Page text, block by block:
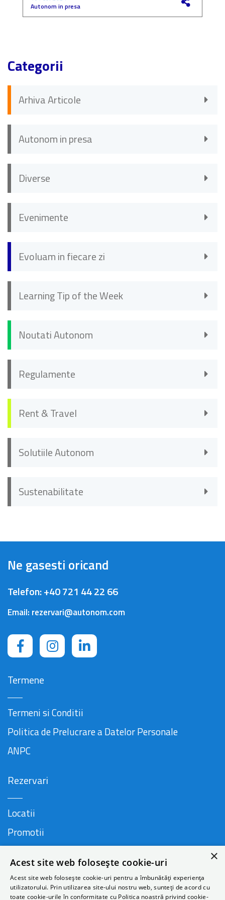
Autonom in presa
Categorii
Arhiva Articole
Autonom in presa
Diverse
Evenimente
Evoluam in fiecare zi
Learning Tip of the Week
Noutati Autonom
Regulamente
Rent & Travel
Solutiile Autonom
Sustenabilitate
Ne gasesti oricand
Telefon:+40 721 44 22 66
Email: rezervari@autonom.com
Termene
Termeni si Conditii
Politica de Prelucrare a Datelor Personale
ANPC
Rezervari
Locatii
Promotii
Companie
×
Acest site web folosește cookie-uri
Acest site web folosește cookie-uri pentru a îmbunătăți experiența
utilizatorului. Prin utilizarea site-ului nostru web, sunteți de acord cu
toate cookie-urile în conformitate cu Politica noastră privind cookie-